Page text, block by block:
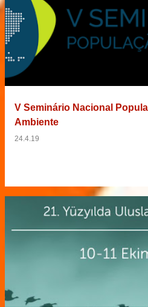
V Seminário Nacional
Ambiente
24.4.19